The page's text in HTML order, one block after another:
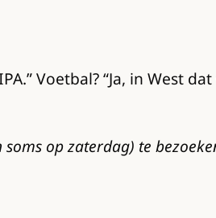
Voetbal? “Ja, in West
op zaterdag) te